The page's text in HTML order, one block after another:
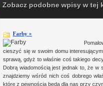
Zobacz podobne wpisy w tej
Farby »
cieszyć się w swoim domu
sprawą, gdyż to właśnie coś takiego
Dobrą wiadomością jest jednak to, że w
znajdziemy wśród nich coś dobrego
które z pewnością będą dla nas przy